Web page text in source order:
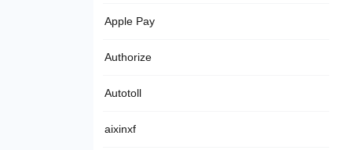
Apple Pay
Authorize
Autotoll
aixinxf